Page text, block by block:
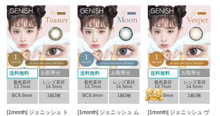
送料無料 お取寄せ
着色直径
13.7mm
レンズ直径
14.5mm
BC8.6mm
1箱2枚
[1month] ジェニッシュ ト
送料無料 お取寄せ
着色直径
13.7mm
レンズ直径
14.5mm
BC8.6mm
1箱2枚
[1month] ジェニッシュ ム
送料無料 お取寄せ
着色直径
13.7mm
レンズ直径
14.5mm
BC8.6mm
1箱2枚
[1month] ジェニッシュ ヴ